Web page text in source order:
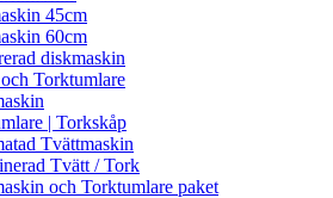
45cm
60cm
diskmaskin
Torktumlare
| Torkskåp
Tvättmaskin
Tvätt / Tork
och Torktumlare paket